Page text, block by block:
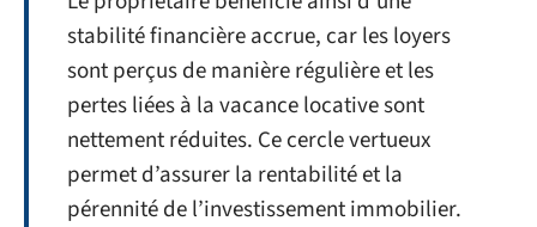
stabilité financière accrue, car les loyers
sont perçus de manière régulière et les
pertes liées à la vacance locative sont
nettement réduites. Ce cercle vertueux
permet d’assurer la rentabilité et la
pérennité de l’investissement immobilier.